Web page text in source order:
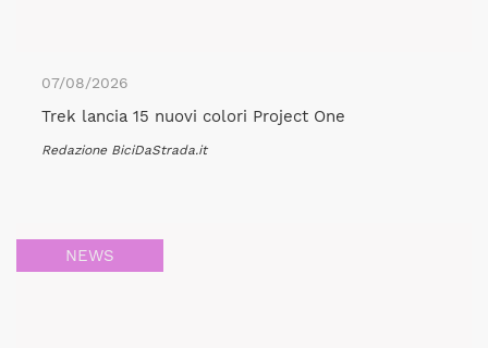
07/08/2026
Trek lancia 15 nuovi colori Project One
Redazione BiciDaStrada.it
NEWS